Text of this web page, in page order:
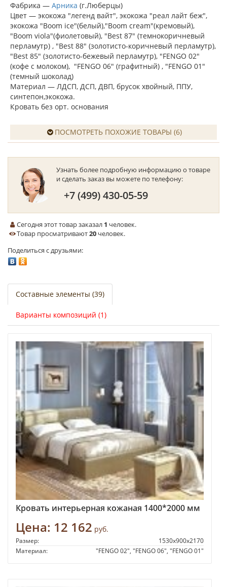
Фабрика — Арника (г.Люберцы)
Цвет — экокожа "легенд вайт", экокожа "реал лайт беж",
экокожа "Boom ice"(белый),"Boom cream"(кремовый),
"Boom viola"(фиолетовый), "Best 87" (темнокоричневый
перламутр) , "Best 88" (золотисто-коричневый перламутр),
"Best 85" (золотисто-бежевый перламутр), "FENGO 02"
(кофе с молоком), "FENGO 06" (графитный) , "FENGO 01"
(темный шоколад)
Материал — ЛДСП, ДСП, ДВП, брусок хвойный, ППУ,
синтепон,экокожа.
Кровать без орт. основания
ПОСМОТРЕТЬ ПОХОЖИЕ ТОВАРЫ (6)
Узнать более подробную информацию о товаре
и сделать заказ вы можете по телефону:
+7 (499) 430-05-59
Сегодня этот товар заказал 1 человек.
Товар просматривают20 человек.
Поделиться с друзьями:
Составные элементы (39)
Варианты композиций (1)
Кровать интерьерная кожаная 1400*2000 мм
Цена: 12 162 руб.
Размер:
1530x900x2170
Материал:
"FENGO 02", "FENGO 06", "FENGO 01"